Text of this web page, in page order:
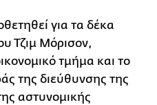
για τα δέκα
Τζιμ Μόρισον,
τμήμα και το
της διεύθυνσης της
αστυνομικής